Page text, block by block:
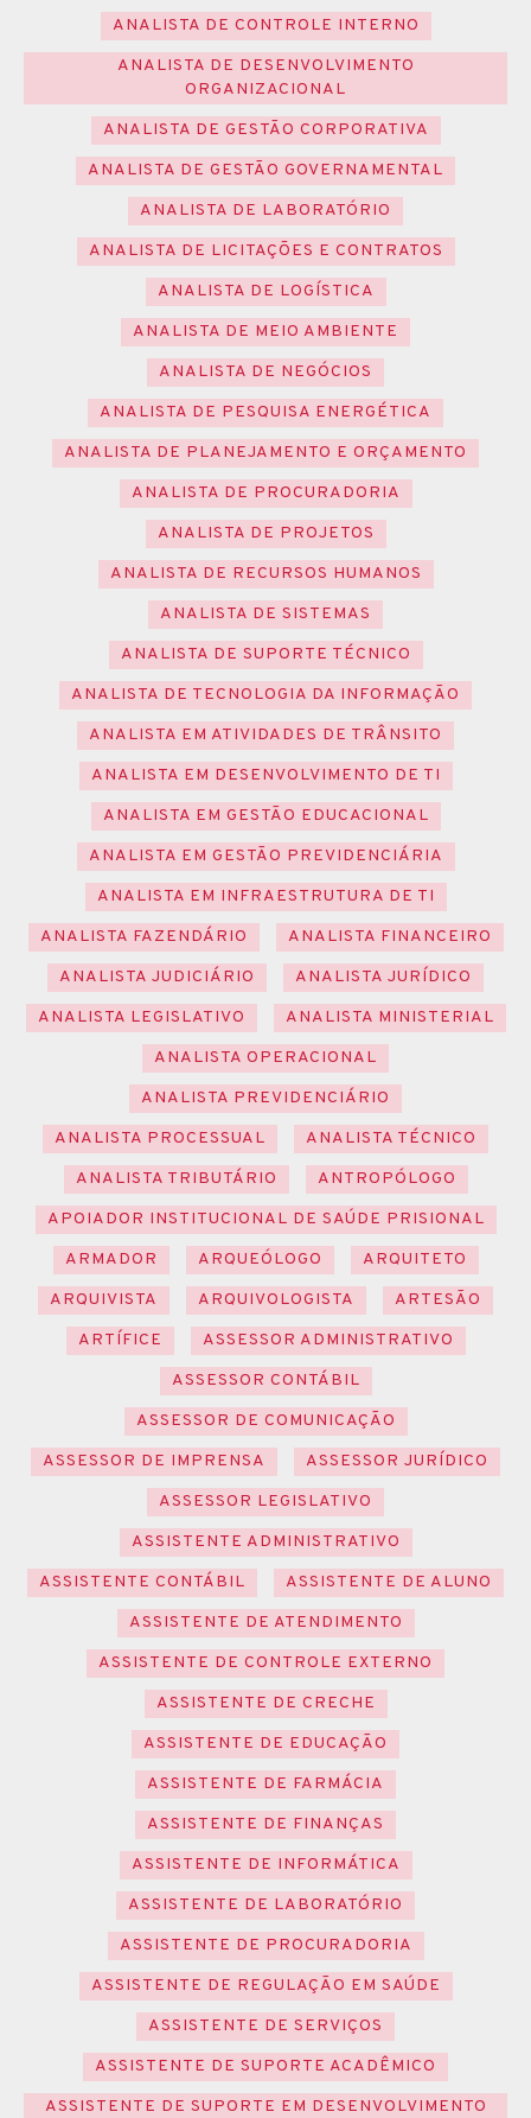
ANALISTA DE CONTROLE INTERNO
ANALISTA DE DESENVOLVIMENTO
ORGANIZACIONAL
ANALISTA DE GESTÃO CORPORATIVA
ANALISTA DE GESTÃO GOVERNAMENTAL
ANALISTA DE LABORATÓRIO
ANALISTA DE LICITAÇÕES E CONTRATOS
ANALISTA DE LOGÍSTICA
ANALISTA DE MEIO AMBIENTE
ANALISTA DE NEGÓCIOS
ANALISTA DE PESQUISA ENERGÉTICA
ANALISTA DE PLANEJAMENTO E ORÇAMENTO
ANALISTA DE PROCURADORIA
ANALISTA DE PROJETOS
ANALISTA DE RECURSOS HUMANOS
ANALISTA DE SISTEMAS
ANALISTA DE SUPORTE TÉCNICO
ANALISTA DE TECNOLOGIA DA INFORMAÇÃO
ANALISTA EM ATIVIDADES DE TRÂNSITO
ANALISTA EM DESENVOLVIMENTO DE TI
ANALISTA EM GESTÃO EDUCACIONAL
ANALISTA EM GESTÃO PREVIDENCIÁRIA
ANALISTA EM INFRAESTRUTURA DE TI
ANALISTA FAZENDÁRIO
ANALISTA FINANCEIRO
ANALISTA JUDICIÁRIO
ANALISTA JURÍDICO
ANALISTA LEGISLATIVO
ANALISTA MINISTERIAL
ANALISTA OPERACIONAL
ANALISTA PREVIDENCIÁRIO
ANALISTA PROCESSUAL
ANALISTA TÉCNICO
ANALISTA TRIBUTÁRIO
ANTROPÓLOGO
APOIADOR INSTITUCIONAL DE SAÚDE PRISIONAL
ARMADOR
ARQUEÓLOGO
ARQUITETO
ARQUIVISTA
ARQUIVOLOGISTA
ARTESÃO
ARTÍFICE
ASSESSOR ADMINISTRATIVO
ASSESSOR CONTÁBIL
ASSESSOR DE COMUNICAÇÃO
ASSESSOR DE IMPRENSA
ASSESSOR JURÍDICO
ASSESSOR LEGISLATIVO
ASSISTENTE ADMINISTRATIVO
ASSISTENTE CONTÁBIL
ASSISTENTE DE ALUNO
ASSISTENTE DE ATENDIMENTO
ASSISTENTE DE CONTROLE EXTERNO
ASSISTENTE DE CRECHE
ASSISTENTE DE EDUCAÇÃO
ASSISTENTE DE FARMÁCIA
ASSISTENTE DE FINANÇAS
ASSISTENTE DE INFORMÁTICA
ASSISTENTE DE LABORATÓRIO
ASSISTENTE DE PROCURADORIA
ASSISTENTE DE REGULAÇÃO EM SAÚDE
ASSISTENTE DE SERVIÇOS
ASSISTENTE DE SUPORTE ACADÊMICO
ASSISTENTE DE SUPORTE EM DESENVOLVIMENTO